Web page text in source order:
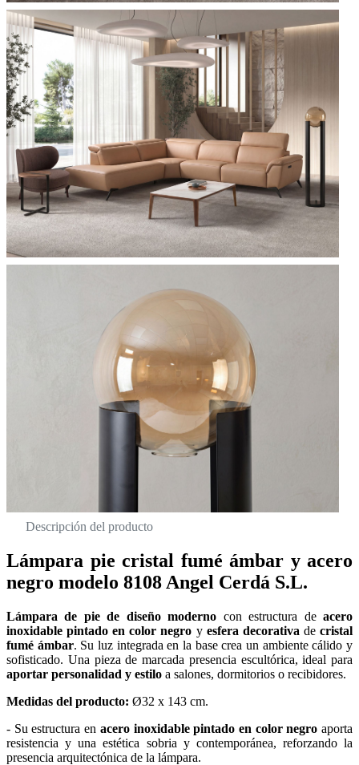
Descripción del producto
Lámpara pie cristal fumé ámbar y acero
negro modelo 8108 Angel Cerdá S.L.
Lámpara de pie de diseño moderno con estructura deacero
inoxidable pintado en color negro y esfera decorativa decristal
fumé ámbar. Su luz integrada en la base crea un ambiente cálido y
sofisticado. Una pieza de marcada presencia escultórica, ideal para
aportar personalidad y estilo a salones, dormitorios o recibidores.
Medidas del producto: Ø32 x 143 cm.
- Su estructura en acero inoxidable pintado en color negro aporta
resistencia y una estética sobria y contemporánea, reforzando la
presencia arquitectónica de la lámpara.